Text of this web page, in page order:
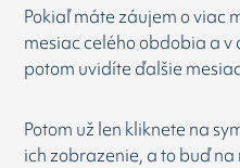
Pokiaľ máte záujem o viac
mesiac celého obdobia a
potom uvidíte ďalšie
Potom už len kliknete na
ich zobrazenie, a to buď